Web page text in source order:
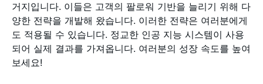
거지입니다. 이들은 고객의 팔로워 기반을 늘리기 위해 다
양한 전략을 개발해 왔습니다. 이러한 전략은 여러분에게
도 적용될 수 있습니다. 정교한 인공 지능 시스템이 사용
되어 실제 결과를 가져옵니다. 여러분의 성장 속도를 높여
보세요!